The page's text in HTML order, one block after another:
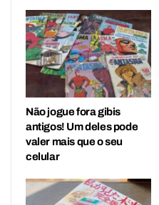
Não jogue fora gibis
antigos! Um deles pode
valer mais que o seu
celular